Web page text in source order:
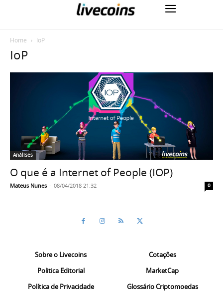
Home IoP
IoP
Análises
O que é a Internet of People (IOP)
Mateus Nunes - 08/04/2018 21:32 0
Sobre o Livecoins
Politica Editorial
Política de Privacidade
Cotações
MarketCap
Glossário Criptomoedas